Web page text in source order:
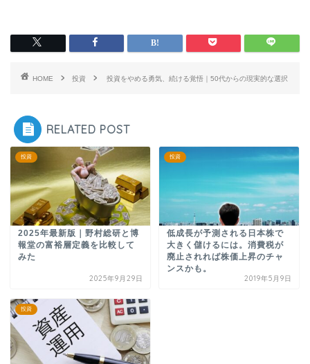
HOME 投資 投資をやめる勇気、続ける覚悟｜50代からの現実的な選択
RELATED POST
投資
2025年最新版｜野村総研と博
報堂の富裕層定義を比較して
みた
2025年9月29日
投資
低成長が予測される日本株で
大きく儲けるには。消費税が
廃止されれば株価上昇のチャ
ンスかも。
2019年5月9日
投資